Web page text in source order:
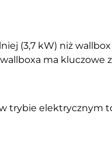
(3,7 kW) niż wallbox
ma kluczowe
trybie elektrycznym